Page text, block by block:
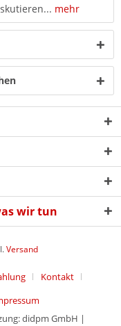
mehr
wir tun
Versand
Kontakt
didpm GmbH |